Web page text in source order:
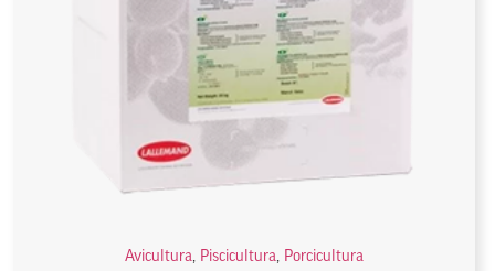
Avicultura, Piscicultura, Porcicultura